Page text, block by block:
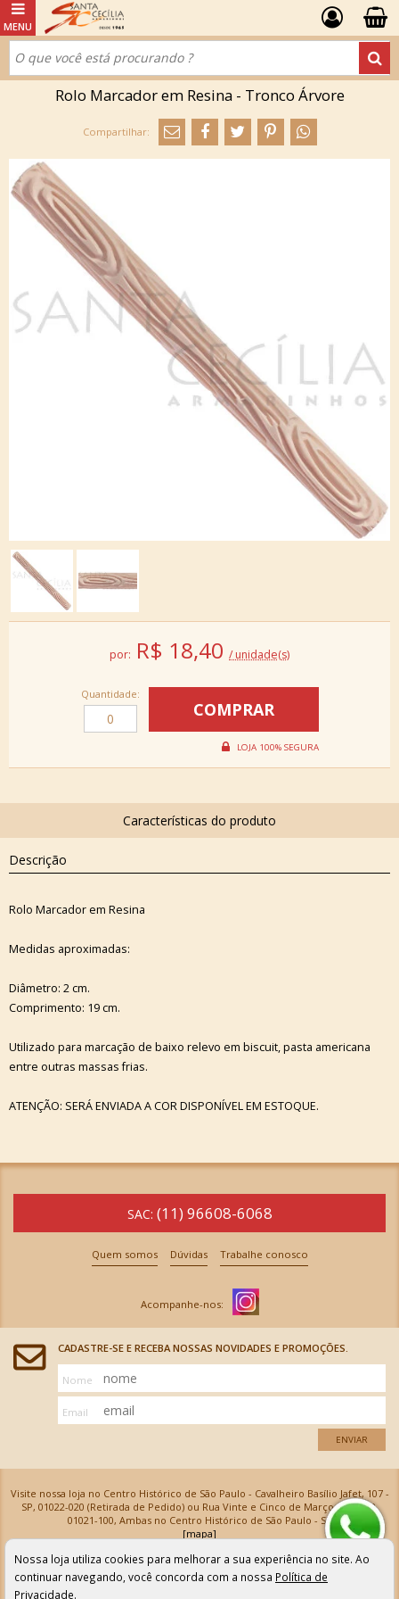
Rolo Marcador em Resina - Tronco Árvore
por: R$ 18,40 / unidade(s)
Quantidade:
Descrição
Rolo Marcador em Resina
Medidas aproximadas:
Diâmetro: 2 cm.
Comprimento: 19 cm.
Utilizado para marcação de baixo relevo em biscuit, pasta americana
entre outras massas frias.
ATENÇÃO: SERÁ ENVIADA A COR DISPONÍVEL EM ESTOQUE.
SAC: (11) 96608-6068
Quem somos Dúvidas Trabalhe conosco
CADASTRE-SE E RECEBA NOSSAS NOVIDADES E PROMOÇÕES.
Nome
Email
ENVIAR
Visite nossa loja no Centro Histórico de São Paulo - Cavalheiro Basílio Jafet, 107 -
SP, 01022-020 (Retirada de Pedido) ou Rua Vinte e Cinco de Março, 576 - SP,
01021-100, Ambas no Centro Histórico de São Paulo - SP
[mapa]
Armarinhos Santa Cecília Ltda | CNPJ: 61.069.639/0001-18
Os preços e as condições de pagamento apresentadas na loja virtual não valem para nossa loja física e
podem sofrer alterações sem aviso prévio. Vendas com cartão de crédito sujeitas a análise e
confirmação de dados.
Nossa loja utiliza cookies para melhorar a sua experiência no site. Ao
continuar navegando, você concorda com a nossa Política de
Privacidade.